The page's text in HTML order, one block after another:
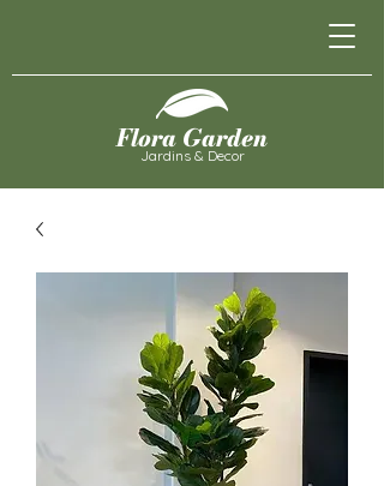
Flora Garden
Jardins & Decor